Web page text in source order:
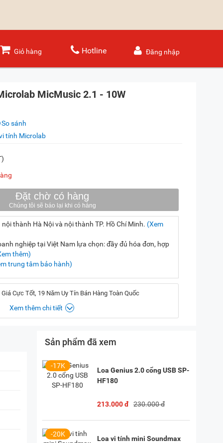
Giỏ hàng Hotline Đăng nhập
MicMusic 2.1 - 10W
So sánh
tính Microlab
Đặt chờ có hàng
thành Hà Nội và nội thành TP. Hồ Chí Minh. (Xem
nghiệp tại Việt Nam lựa chọn: đầy đủ hóa đơn, hợp
thêm)
trung tâm bảo hành)
Cực Tốt, 19 Năm Uy Tín Bán Hàng Toàn Quốc
Xem thêm chi tiết
Chỉ đường)
Chỉ đường)
Chỉ đường)
Sản phẩm đã xem
-17K
Loa Genius 2.0 cổng USB SP-
HF180
213.000 đ 230.000 đ
-20K
Loa vi tính mini Soundmax